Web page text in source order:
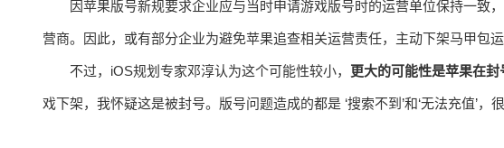
因苹果版号新规要求企业应与当时申请游戏版号时的运营单位保持一致
营商。因此，或有部分企业为避免苹果追查相关运营责任，主动下架马甲包运
不过，iOS规划专家邓淳认为这个可能性较小， 更大的可能性是苹果在封
戏下架，我怀疑这是被封号。版号问题造成的都是 ‘搜索不到’和‘无法充值’，